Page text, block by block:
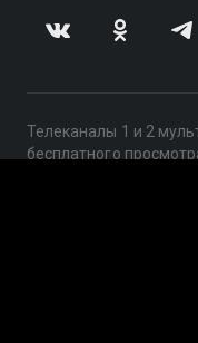
Телеканалы 1 и 2
бесплатного